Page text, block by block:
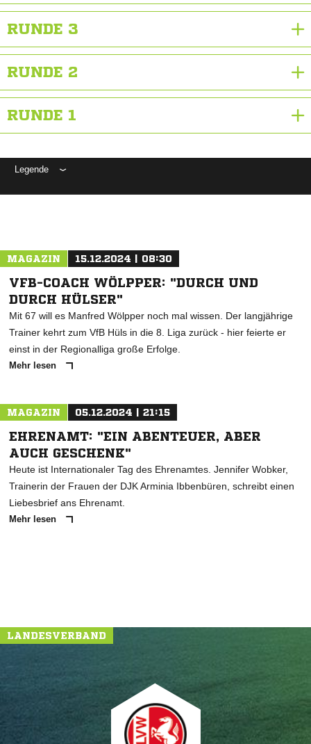
RUNDE 3
RUNDE 2
RUNDE 1
Legende
MAGAZIN 15.12.2024 | 08:30
VFB-COACH WÖLPPER: "DURCH UND
DURCH HÜLSER"
Mit 67 will es Manfred Wölpper noch mal wissen. Der langjährige
Trainer kehrt zum VfB Hüls in die 8. Liga zurück - hier feierte er
einst in der Regionalliga große Erfolge.
Mehr lesen
MAGAZIN 05.12.2024 | 21:15
EHRENAMT: "EIN ABENTEUER, ABER
AUCH GESCHENK"
Heute ist Internationaler Tag des Ehrenamtes. Jennifer Wobker,
Trainerin der Frauen der DJK Arminia Ibbenbüren, schreibt einen
Liebesbrief ans Ehrenamt.
Mehr lesen
LANDESVERBAND